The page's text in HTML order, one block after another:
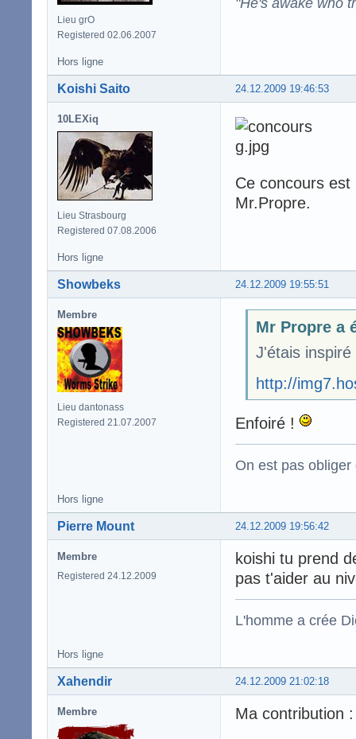
Lieu grO
Registered 02.06.2007
Hors ligne
24.12.2009 19:46:53
Koishi Saito
10LEXiq
Lieu Strasbourg
Registered 07.08.2006
Ce concours
Mr.Propre.
Hors ligne
24.12.2009 19:55:51
Showbeks
Membre
Lieu dantonass
Registered 21.07.2007
Mr Propre a
J'étais
http://
Enfoiré !
On est pas
Hors ligne
24.12.2009 19:56:42
Pierre Mount
Membre
Registered 24.12.2009
koishi tu prend
pas t'aider au
L'homme a crée
Hors ligne
24.12.2009 21:02:18
Xahendir
Membre Ma contribution :